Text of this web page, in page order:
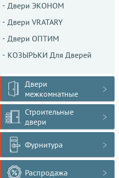
Двери ЭКОНОМ
Двери VRATARY
Двери ОПТИМ
КОЗЫРЬКИ Для Дверей
Двери
межкомнатные
Строительные
двери
Фурнитура
Распродажа